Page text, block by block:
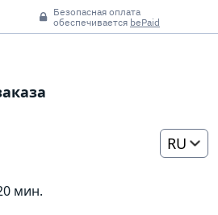
Безопасная оплата
обеспечивается bePaid
RU
мин.